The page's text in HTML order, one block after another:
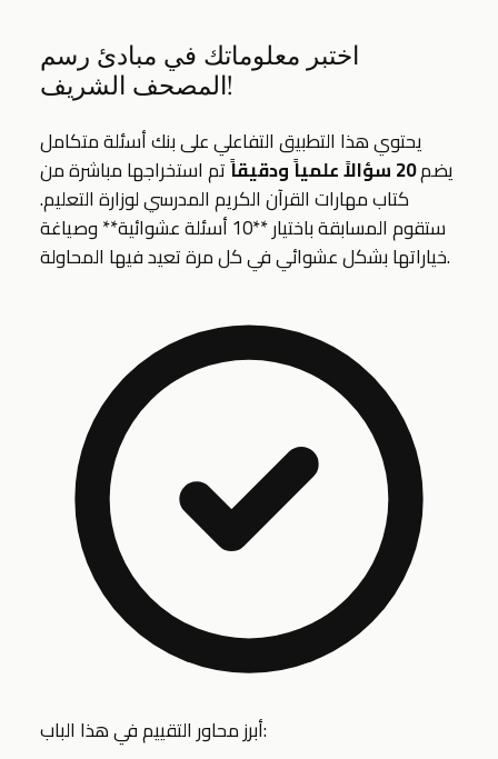
اختبر معلوماتك في مبادئ رسم
المصحف الشريف!
يحتوي هذا التطبيق التفاعلي على بنك أسئلة متكامل
يضم20 سؤالاً علمياً ودقيقاً
تم استخراجها مباشرة من
كتاب مهارات القرآن الكريم المدرسي لوزارة التعليم.
ستقوم المسابقة باختيار **10 أسئلة عشوائية** وصياغة
خياراتها بشكل عشوائي في كل مرة تعيد فيها المحاولة.
أبرز محاور التقييم في هذا الباب: